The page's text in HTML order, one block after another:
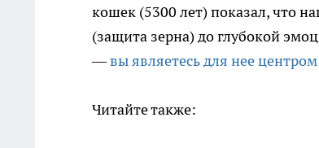
кошек (5300 лет) показал, что
(защита зерна) до глубокой
—вы являетесь для нее
Читайте также: